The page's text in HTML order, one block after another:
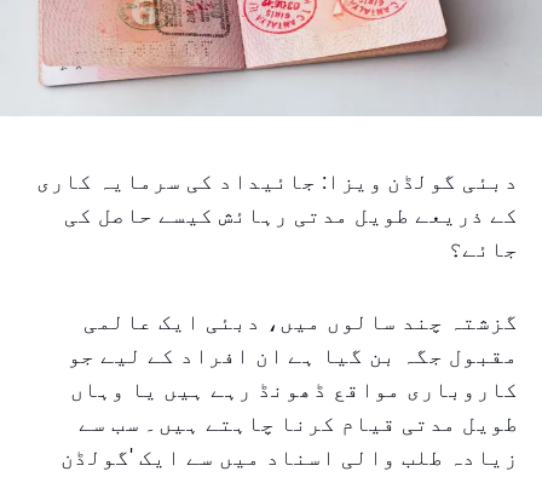
دبئی گولڈن ویزا: جائیداد کی سرمایہ کاری
کے ذریعے طویل مدتی رہائش کیسے حاصل کی
جائے؟
گزشتہ چند سالوں میں، دبئی ایک عالمی
مقبول جگہ بن گیا ہے ان افراد کے لیے جو
کاروباری مواقع ڈھونڈ رہے ہیں یا وہاں
طویل مدتی قیام کرنا چاہتے ہیں۔ سب سے
زیادہ طلب والی اسناد میں سے ایک 'گولڈن